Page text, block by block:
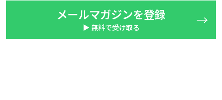
メールマガジンを登録
▶ 無料で受け取る